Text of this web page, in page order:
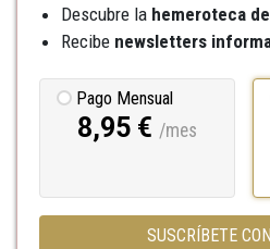
Descubre la hemeroteca
Recibe newsletters
Pago Mensual
8,95 € /mes
SUSCRÍBETE